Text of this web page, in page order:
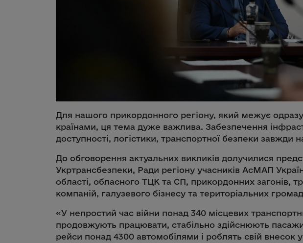
Для нашого прикордонного регіону, який межує
країнами, ця тема дуже важлива. Забезпечення
доступності, логістики, транспортної безпеки завжди
До обговорення актуальних викликів долучилися
Укртрансбезпеки, Ради регіону учасників АсМАП
області, обласного ТЦК та СП, прикордонних загонів,
компаній, галузевого бізнесу та територіальних
«У непростий час війни понад 340 місцевих
продовжують працювати, стабільно здійснюють
рейси понад 4300 автомобілями і роблять свій внесок у